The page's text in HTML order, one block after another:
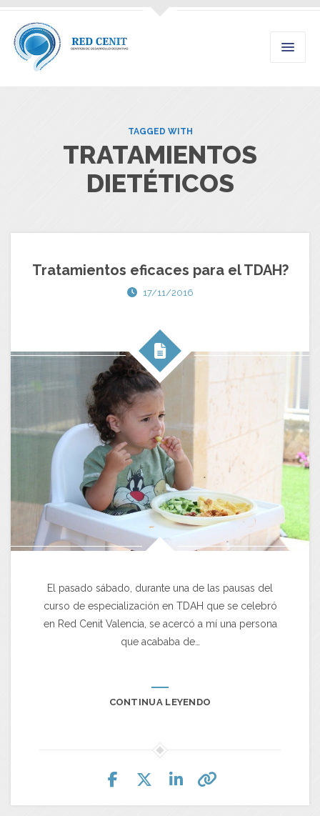
TAGGED WITH
TRATAMIENTOS
DIETÉTICOS
Tratamientos eficaces para el TDAH?
17/11/2016
El pasado sábado, durante una de las pausas del
curso de especialización en TDAH que se celebró
en Red Cenit Valencia, se acercó a mí una persona
que acababa de…
CONTINUA LEYENDO